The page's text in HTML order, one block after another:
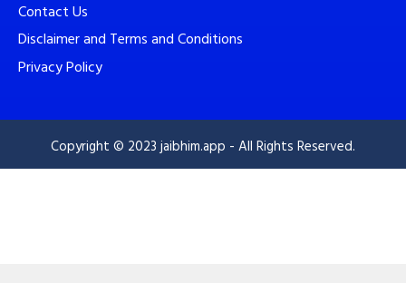
Contact Us
Disclaimer and Terms and Conditions
Privacy Policy
Copyright © 2023 jaibhim.app - All Rights Reserved.